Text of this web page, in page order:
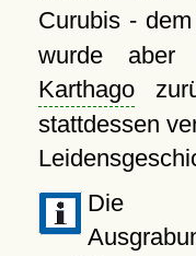
Curubis -
wurde
Karthago
stattdessen
Die